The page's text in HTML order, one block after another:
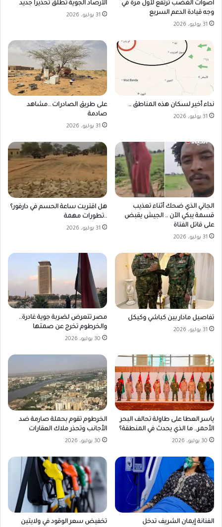
أصوات الغضب ترتفع لأول مرة في
وجه قيادة الدعم السريع
31 يوليو، 2026
الأرصاد الجوية تطلق تحذيرا جديد
31 يوليو، 2026
نداء أخير لسكان هذه المناطق ..
31 يوليو، 2026
على طريق الصادرات ..مشاهد
صادمة
31 يوليو، 2026
الجاني الذي ضحك أثناء تعذيب
قسمة يبكي الآن .. الجيش يقبض
على قاتل الفتاة
31 يوليو، 2026
هل اقتربت ساعة الحسم في دارفور؟
..تطورات مهمة
31 يوليو، 2026
تفاصيل مادار بين كباشي وكيكل
31 يوليو، 2026
مصر تتعرض لضربة جوية غادرة..
والخرطوم تخرج عن صمتها
30 يوليو، 2026
ياسر العطا على طاولة تحالف البحر
الأحمر.. ما الذي يحدث في المنطقة؟
30 يوليو، 2026
الخرطوم تقوم بحملة صارمة ضد
الأجانب وتحذر ملاك العقارات
30 يوليو، 2026
الفنانة إيمان الشريف تدخل
تخفيض سعر الوقود في ولايتين